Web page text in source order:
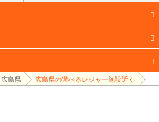
広島県 広島県の遊べるレジャー施設近く